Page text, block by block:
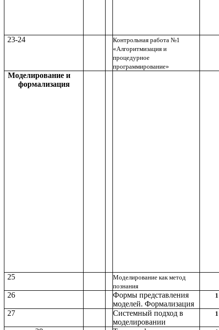
23-24
Контрольная работа №1
«Алгоритмизация и
процедурное
программирование»
Моделирование и
формализация
25
Моделирование как метод
познания
26
Формы представления
моделей. Формализация
1
27
Системный подход в
моделировании
1